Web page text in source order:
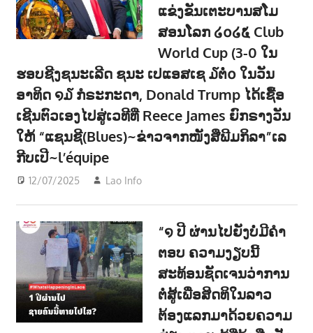
ຂ່
າ
ວ
າ
ນ
ແຂ່ງຂັນເຕະບານສໂມ
ສອນໂລກ ໒໐໒໕ Club
World Cup (3-0 ໃນ
ຮອບຊີງຊນະເລີດ ຊນະ ເປແອສເຊ ໓ຕໍ່໐ ໃນວັນ
ອາທິດ ໑໓ ກໍຣະກະດາ, Donald Trump ໄດ້ເຊື້ອ
ເຊີນຕົວເອງໄປສູ່ເວທີທີ່ Reece James ຍົກຣາງວັນ
ໃຫ້ “ແຊນຊີ(Blues)~ຂ່າວຈາກໜັງສືພີມກິລາ”ເລ
ກີບເປີ~l’équipe
12/07/2025 Lao Info
“໑ ປີ ຜ່ານໄປຍັງບໍ່ມີຄຳ
ຕອບ ຄວາມງຽບນີ້
ສະທ້ອນຊັດເຈນວ່າການ
ຕໍ່ສູ້ເພື່ອສິດທິໃນລາວ
ຕ້ອງແລກມາດ້ວຍຄວາມ